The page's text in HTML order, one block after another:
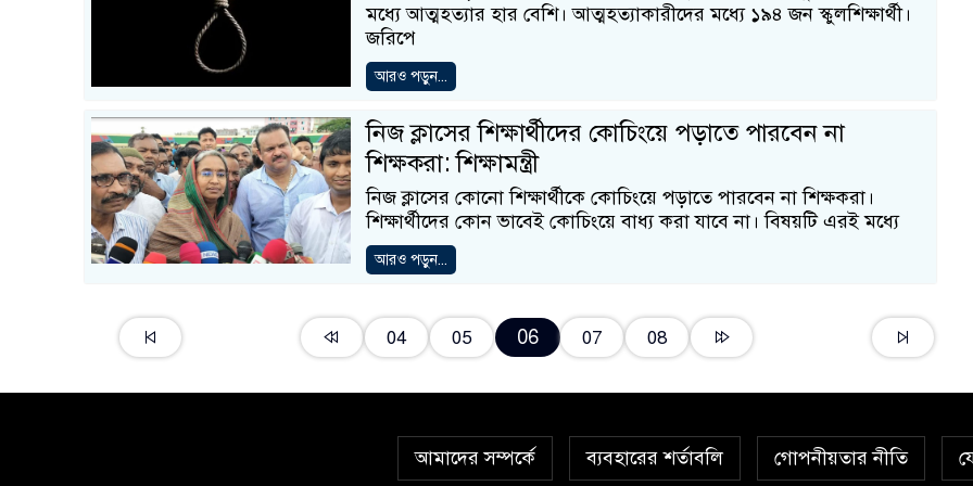
মধ্যে আত্মহত্যার হার বেশি। আত্মহত্যাকারীদের মধ্যে ১৯৪ জন স্কুলশিক্ষার্থী।
জরিপে
আরও পড়ুন...
নিজ ক্লাসের শিক্ষার্থীদের কোচিংয়ে পড়াতে পার‌বেন না
শিক্ষকরা: শিক্ষামন্ত্রী
নিজ ক্লাসের কোনো শিক্ষার্থীকে কোচিংয়ে পড়াতে পারবেন না শিক্ষকরা।
শিক্ষার্থী‌দের কোন ভা‌বেই কোচিংয়ে বাধ্য করা যাবে না। বিষয়টি এরই মধ্যে
আরও পড়ুন...
04 05 06 07 08
আমাদের সম্পর্কে ব্যবহারের শর্তাবলি গোপনীয়তার নীতি